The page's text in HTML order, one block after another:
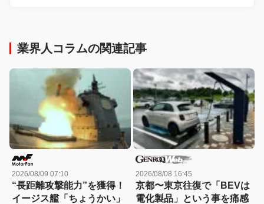
業界人コラムの関連記事
2026/08/09 07:10
“長距離攻撃能力”を獲得！
イージス艦「ちょうかい」
2026/08/08 16:45
京都〜東京往復で「BEVは
電化製品」という事を痛感